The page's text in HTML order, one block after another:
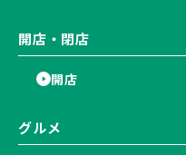
開店・閉店
開店
グルメ